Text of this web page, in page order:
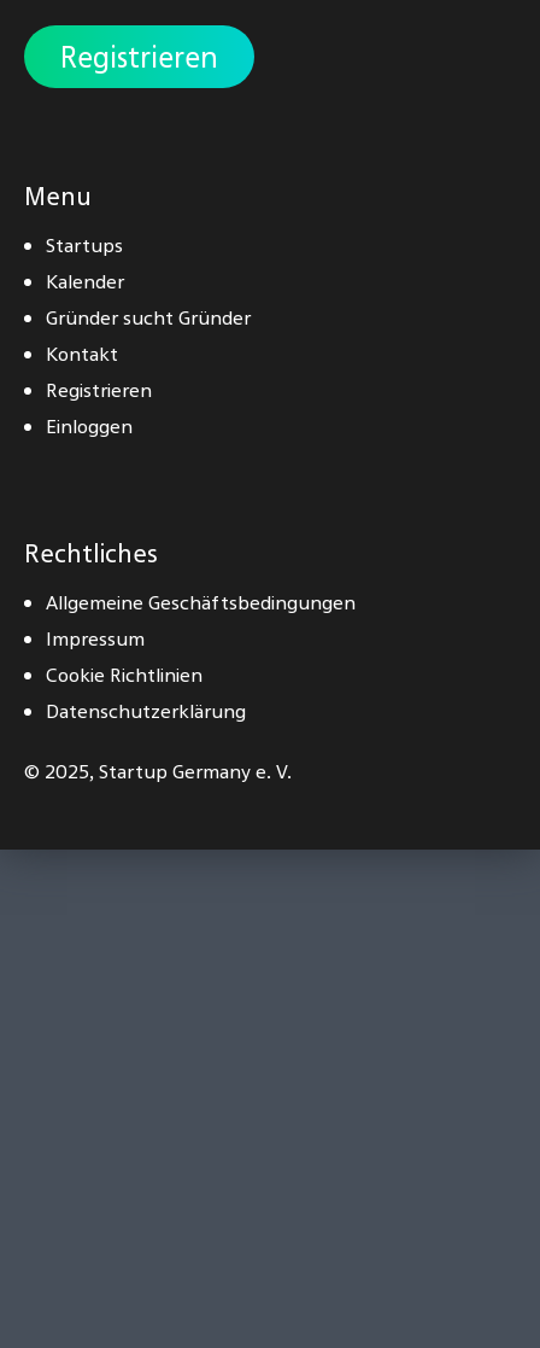
Registrieren
Menu
Startups
Kalender
Gründer sucht Gründer
Kontakt
Registrieren
Einloggen
Rechtliches
Allgemeine Geschäftsbedingungen
Impressum
Cookie Richtlinien
Datenschutzerklärung
© 2025,Startup Germany e. V.